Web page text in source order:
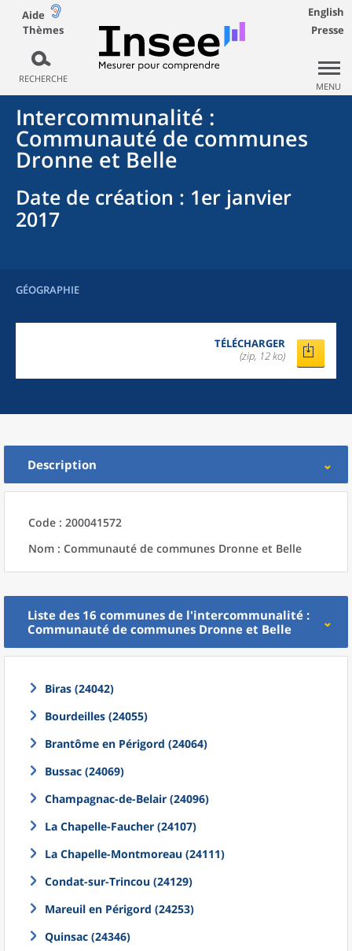
Aide
Thèmes
RECHERCHE
English
Presse
MENU
Intercommunalité :
Communauté de communes
Dronne et Belle
Date de création : 1er janvier
2017
GÉOGRAPHIE
TÉLÉCHARGER
(zip, 12 ko)
Description
Code : 200041572
Nom : Communauté de communes Dronne et Belle
Liste des 16 communes de l'intercommunalité :
Communauté de communes Dronne et Belle
Biras (24042)
Bourdeilles (24055)
Brantôme en Périgord (24064)
Bussac (24069)
Champagnac-de-Belair (24096)
La Chapelle-Faucher (24107)
La Chapelle-Montmoreau (24111)
Condat-sur-Trincou (24129)
Mareuil en Périgord (24253)
Quinsac (24346)